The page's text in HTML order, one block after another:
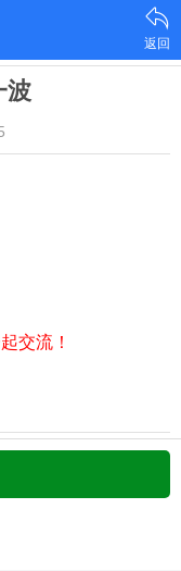
返回
波
交流！